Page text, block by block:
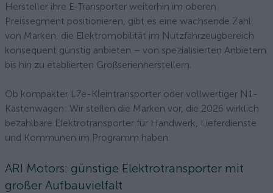
Hersteller ihre E-Transporter weiterhin im oberen
Preissegment positionieren, gibt es eine wachsende Zahl
von Marken, die Elektromobilität im Nutzfahrzeugbereich
konsequent günstig anbieten – von spezialisierten Anbietern
bis hin zu etablierten Großserienherstellern.
Ob kompakter L7e-Kleintransporter oder vollwertiger N1-
Kastenwagen: Wir stellen die Marken vor, die 2026 wirklich
bezahlbare Elektrotransporter für Handwerk, Lieferdienste
und Kommunen im Programm haben.
ARI Motors: günstige Elektrotransporter mit
großer Aufbauvielfalt